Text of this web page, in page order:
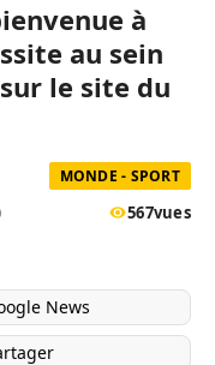
à
au sein
le site du
MONDE - SPORT
567vues
News